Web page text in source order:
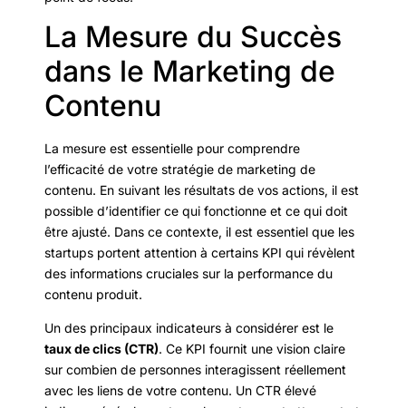
La Mesure du Succès
dans le Marketing de
Contenu
La mesure est essentielle pour comprendre
l’efficacité de votre stratégie de marketing de
contenu. En suivant les résultats de vos actions, il est
possible d’identifier ce qui fonctionne et ce qui doit
être ajusté. Dans ce contexte, il est essentiel que les
startups portent attention à certains KPI qui révèlent
des informations cruciales sur la performance du
contenu produit.
Un des principaux indicateurs à considérer est le
taux de clics (CTR). Ce KPI fournit une vision claire
sur combien de personnes interagissent réellement
avec les liens de votre contenu. Un CTR élevé